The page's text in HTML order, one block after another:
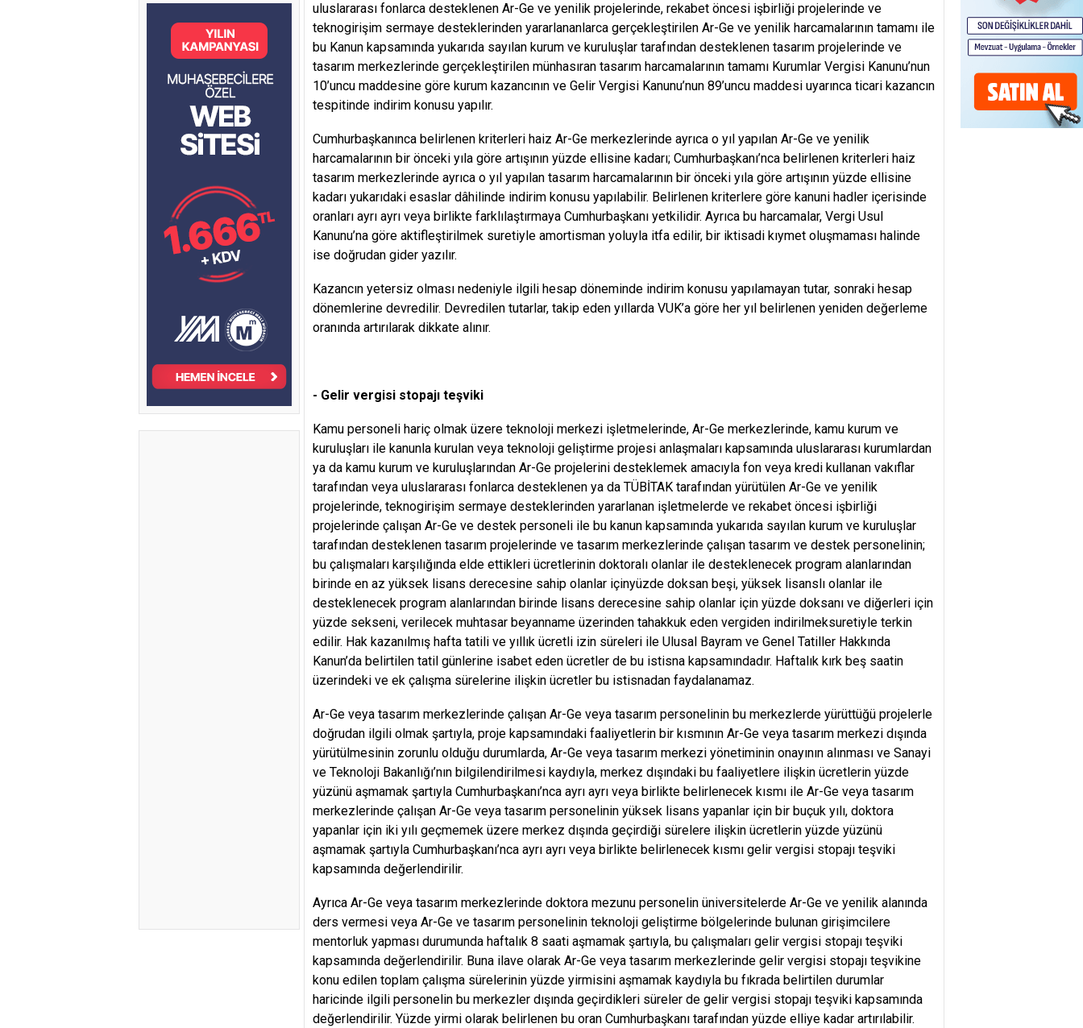
uluslararası fonlarca desteklenen Ar-Ge ve yenilik projelerinde, rekabet öncesi işbirliği projelerinde ve
teknogirişim sermaye desteklerinden yararlananlarca gerçekleştirilen Ar-Ge ve yenilik harcamalarının tamamı ile
bu Kanun kapsamında yukarıda sayılan kurum ve kuruluşlar tarafından desteklenen tasarım projelerinde ve
tasarım merkezlerinde gerçekleştirilen münhasıran tasarım harcamalarının tamamı Kurumlar Vergisi Kanunu’nun
10’uncu maddesine göre kurum kazancının ve Gelir Vergisi Kanunu’nun 89’uncu maddesi uyarınca ticari kazancın
tespitinde indirim konusu yapılır.
Cumhurbaşkanınca belirlenen kriterleri haiz Ar-Ge merkezlerinde ayrıca o yıl yapılan Ar-Ge ve yenilik
harcamalarının bir önceki yıla göre artışının yüzde ellisine kadarı; Cumhurbaşkanı’nca belirlenen kriterleri haiz
tasarım merkezlerinde ayrıca o yıl yapılan tasarım harcamalarının bir önceki yıla göre artışının yüzde ellisine
kadarı yukarıdaki esaslar dâhilinde indirim konusu yapılabilir. Belirlenen kriterlere göre kanuni hadler içerisinde
oranları ayrı ayrı veya birlikte farklılaştırmaya Cumhurbaşkanı yetkilidir. Ayrıca bu harcamalar, Vergi Usul
Kanunu’na göre aktifleştirilmek suretiyle amortisman yoluyla itfa edilir, bir iktisadi kıymet oluşmaması halinde
ise doğrudan gider yazılır.
Kazancın yetersiz olması nedeniyle ilgili hesap döneminde indirim konusu yapılamayan tutar, sonraki hesap
dönemlerine devredilir. Devredilen tutarlar, takip eden yıllarda VUK’a göre her yıl belirlenen yeniden değerleme
oranında artırılarak dikkate alınır.
- Gelir vergisi stopajı teşviki
Kamu personeli hariç olmak üzere teknoloji merkezi işletmelerinde, Ar-Ge merkezlerinde, kamu kurum ve
kuruluşları ile kanunla kurulan veya teknoloji geliştirme projesi anlaşmaları kapsamında uluslararası kurumlardan
ya da kamu kurum ve kuruluşlarından Ar-Ge projelerini desteklemek amacıyla fon veya kredi kullanan vakıflar
tarafından veya uluslararası fonlarca desteklenen ya da TÜBİTAK tarafından yürütülen Ar-Ge ve yenilik
projelerinde, teknogirişim sermaye desteklerinden yararlanan işletmelerde ve rekabet öncesi işbirliği
projelerinde çalışan Ar-Ge ve destek personeli ile bu kanun kapsamında yukarıda sayılan kurum ve kuruluşlar
tarafından desteklenen tasarım projelerinde ve tasarım merkezlerinde çalışan tasarım ve destek personelinin;
bu çalışmaları karşılığında elde ettikleri ücretlerinin doktoralı olanlar ile desteklenecek program alanlarından
birinde en az yüksek lisans derecesine sahip olanlar içinyüzde doksan beşi, yüksek lisanslı olanlar ile
desteklenecek program alanlarından birinde lisans derecesine sahip olanlar için yüzde doksanı ve diğerleri için
yüzde sekseni, verilecek muhtasar beyanname üzerinden tahakkuk eden vergiden indirilmeksuretiyle terkin
edilir. Hak kazanılmış hafta tatili ve yıllık ücretli izin süreleri ile Ulusal Bayram ve Genel Tatiller Hakkında
Kanun’da belirtilen tatil günlerine isabet eden ücretler de bu istisna kapsamındadır. Haftalık kırk beş saatin
üzerindeki ve ek çalışma sürelerine ilişkin ücretler bu istisnadan faydalanamaz.
Ar-Ge veya tasarım merkezlerinde çalışan Ar-Ge veya tasarım personelinin bu merkezlerde yürüttüğü projelerle
doğrudan ilgili olmak şartıyla, proje kapsamındaki faaliyetlerin bir kısmının Ar-Ge veya tasarım merkezi dışında
yürütülmesinin zorunlu olduğu durumlarda, Ar-Ge veya tasarım merkezi yönetiminin onayının alınması ve Sanayi
ve Teknoloji Bakanlığı’nın bilgilendirilmesi kaydıyla, merkez dışındaki bu faaliyetlere ilişkin ücretlerin yüzde
yüzünü aşmamak şartıyla Cumhurbaşkanı’nca ayrı ayrı veya birlikte belirlenecek kısmı ile Ar-Ge veya tasarım
merkezlerinde çalışan Ar-Ge veya tasarım personelinin yüksek lisans yapanlar için bir buçuk yılı, doktora
yapanlar için iki yılı geçmemek üzere merkez dışında geçirdiği sürelere ilişkin ücretlerin yüzde yüzünü
aşmamak şartıyla Cumhurbaşkanı’nca ayrı ayrı veya birlikte belirlenecek kısmı gelir vergisi stopajı teşviki
kapsamında değerlendirilir.
Ayrıca Ar-Ge veya tasarım merkezlerinde doktora mezunu personelin üniversitelerde Ar-Ge ve yenilik alanında
ders vermesi veya Ar-Ge ve tasarım personelinin teknoloji geliştirme bölgelerinde bulunan girişimcilere
mentorluk yapması durumunda haftalık 8 saati aşmamak şartıyla, bu çalışmaları gelir vergisi stopajı teşviki
kapsamında değerlendirilir. Buna ilave olarak Ar-Ge veya tasarım merkezlerinde gelir vergisi stopajı teşvikine
konu edilen toplam çalışma sürelerinin yüzde yirmisini aşmamak kaydıyla bu fıkrada belirtilen durumlar
haricinde ilgili personelin bu merkezler dışında geçirdikleri süreler de gelir vergisi stopajı teşviki kapsamında
değerlendirilir. Yüzde yirmi olarak belirlenen bu oran Cumhurbaşkanı tarafından yüzde elliye kadar artırılabilir.